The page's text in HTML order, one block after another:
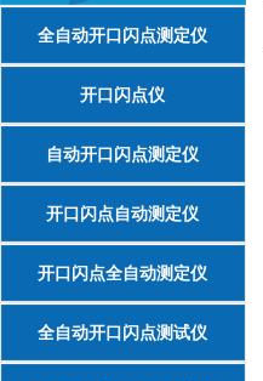
全自动开口闪点测定仪
开口闪点仪
自动开口闪点测定仪
开口闪点自动测定仪
开口闪点全自动测定仪
全自动开口闪点测试仪